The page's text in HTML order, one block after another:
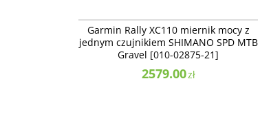
Garmin Rally XC110 miernik mocy z
jednym czujnikiem SHIMANO SPD MTB
Gravel [010-02875-21]
2579.00zł